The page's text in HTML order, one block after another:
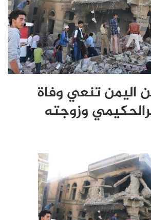
اليمن تنعي وفاة
وزوجته